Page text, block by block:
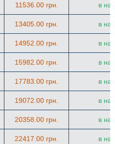
11536.00 грн. в
13405.00 грн. в
14952.00 грн. в
15982.00 грн. в
17783.00 грн. в
19072.00 грн. в
20358.00 грн. в
22417.00 грн. в